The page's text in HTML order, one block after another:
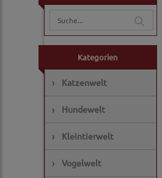
Kategorien
› Katzenwelt
› Hundewelt
› Kleintierwelt
› Vogelwelt